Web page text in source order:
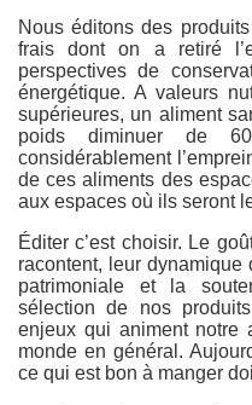
Nous éditons des
frais dont on a retiré
perspectives de
énergétique. A valeurs
supérieures, un aliment
poids diminuer de
considérablement
de ces aliments des
aux espaces où ils seront
Éditer c’est choisir. Le
racontent, leur
patrimoniale et la
sélection de nos
enjeux qui animent notre
monde en général.
ce qui est bon à manger